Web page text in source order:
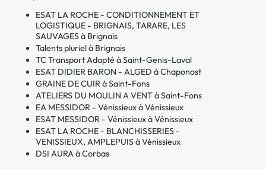
ESAT LA ROCHE - CONDITIONNEMENT ET
LOGISTIQUE - BRIGNAIS, TARARE, LES
SAUVAGES à Brignais
Talents pluriel à Brignais
TC Transport Adapté à Saint-Genis-Laval
ESAT DIDIER BARON - ALGED à Chaponost
GRAINE DE CUIR à Saint-Fons
ATELIERS DU MOULIN A VENT à Saint-Fons
EA MESSIDOR - Vénissieux à Vénissieux
ESAT MESSIDOR - Vénissieux à Vénissieux
ESAT LA ROCHE - BLANCHISSERIES -
VENISSIEUX, AMPLEPUIS à Vénissieux
DSI AURA à Corbas